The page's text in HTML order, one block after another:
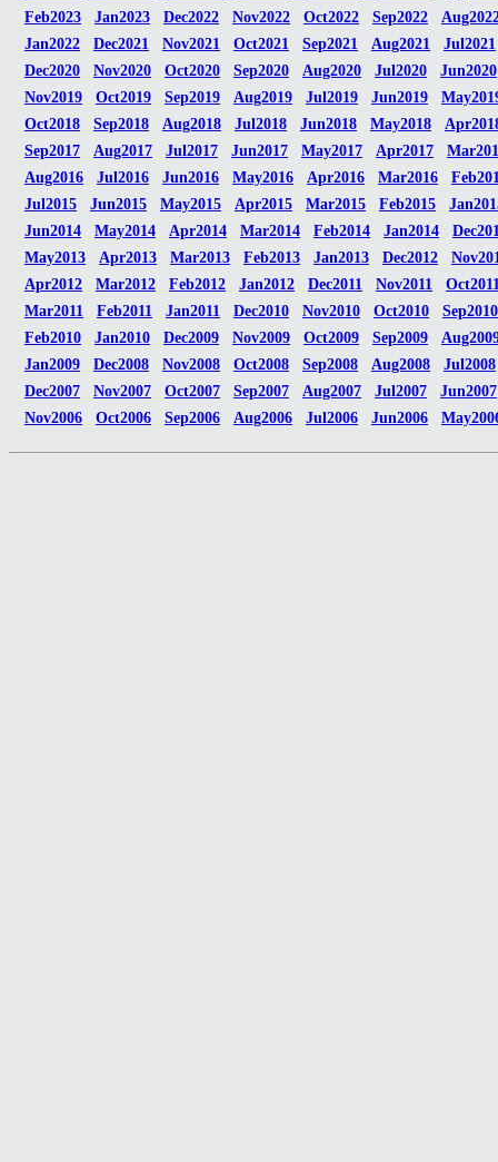
Feb2023
Jan2023 Dec2022 Nov2022 Oct2022 Sep2022
Jan2022
Dec2021 Nov2021 Oct2021 Sep2021 Aug2021
Jul2021
Dec2020
Nov2020 Oct2020 Sep2020 Aug2020 Jul2020
Jun2020
Nov2019
Oct2019 Sep2019 Aug2019 Jul2019 Jun2019
Oct2018
Sep2018 Aug2018 Jul2018 Jun2018 May2018
Sep2017
Aug2017 Jul2017 Jun2017 May2017 Apr2017
Aug2016
Jul2016 Jun2016 May2016 Apr2016 Mar2016
Jul2015
Jun2015 May2015 Apr2015 Mar2015 Feb2015
Jun2014
May2014 Apr2014 Mar2014 Feb2014 Jan2014
May2013
Apr2013 Mar2013 Feb2013 Jan2013 Dec2012
Apr2012
Mar2012 Feb2012 Jan2012 Dec2011 Nov2011
Mar2011
Feb2011 Jan2011 Dec2010 Nov2010 Oct2010
Sep2010
Feb2010
Jan2010 Dec2009 Nov2009 Oct2009 Sep2009
Jan2009
Dec2008 Nov2008 Oct2008 Sep2008 Aug2008
Jul2008
Dec2007
Nov2007 Oct2007 Sep2007 Aug2007 Jul2007
Jun2007
Nov2006
Oct2006 Sep2006 Aug2006 Jul2006 Jun2006